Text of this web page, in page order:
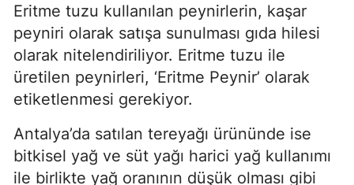
Eritme tuzu kullanılan peynirlerin, kaşar
peyniri olarak satışa sunulması gıda hilesi
olarak nitelendiriliyor. Eritme tuzu ile
üretilen peynirleri, ‘Eritme Peynir’ olarak
etiketlenmesi gerekiyor.
Antalya’da satılan tereyağı ürününde ise
bitkisel yağ ve süt yağı harici yağ kullanımı
ile birlikte yağ oranının düşük olması gibi